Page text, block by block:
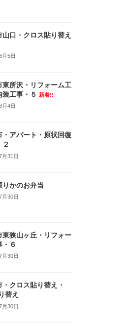
山口・クロス貼り替え
月5日
東所沢・リフォーム工
装工事・５
新着!!
月4日
・アパート・原状回復
２
月31日
りかのお弁当
月30日
東狭山ヶ丘・リフォー
・６
月30日
・クロス貼り替え・
替え
月30日